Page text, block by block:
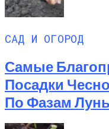
САД И ОГОРОД
Самые
Посадки
По Фазам